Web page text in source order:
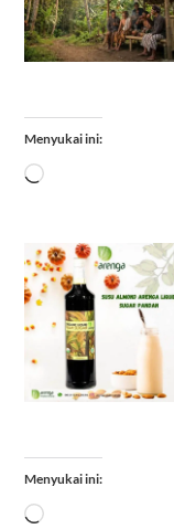
Menyukai ini:
Memuat...
Menyukai ini:
Memuat...